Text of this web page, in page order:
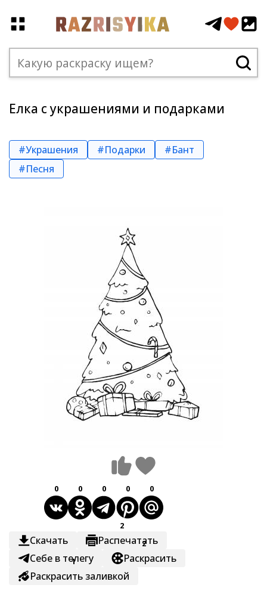
Елка с украшениями и подарками
#Украшения #Подарки
#Бант
#Песня
0 0 0 0 0
Скачать
2
Распечатать
Себе в телегу
2
Раскрасить
1
Раскрасить заливкой